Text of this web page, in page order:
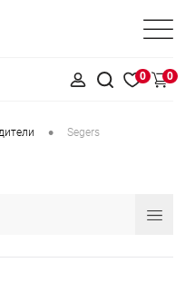
0 0
• Segers